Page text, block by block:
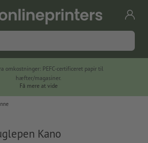
omkostninger: PEFC-certificeret papir til
hæfter/magasiner.
Få mere at vide
Kano